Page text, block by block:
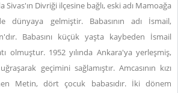
Sivas'ın Divriği ilçesine bağlı, eski adı Mamoağa
dünyaya gelmiştir. Babasının adı İsmail,
Babasını küçük yaşta kaybeden İsmail
olmuştur. 1952 yılında Ankara'ya yerleşmiş,
geçimini sağlamıştır. Amcasının kızı
Metin, dört çocuk babasıdır. İki dönem